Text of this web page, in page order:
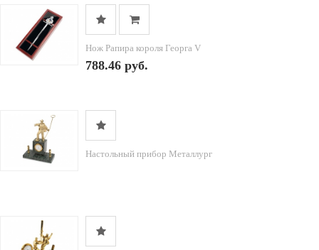
Нож Рапира короля Георга V
788.46 руб.
Настольный прибор Металлург